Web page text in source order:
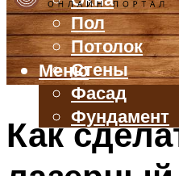
Пол
Потолок
Стены
Фасад
Фундамент
БАЛКОН И ЛОДЖИЯ
Меню
Как